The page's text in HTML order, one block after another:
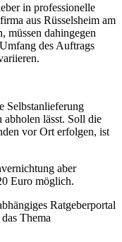
in professionelle
aus Rüsselsheim am
müssen dahingegen
des Auftrags
Selbstanlieferung
lässt. Soll die
vor Ort erfolgen, ist
aber
Euro möglich.
Ratgeberportal
Thema